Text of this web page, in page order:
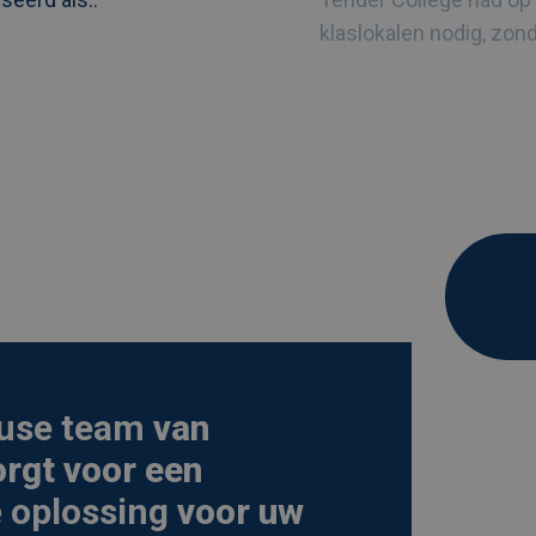
klaslokalen nodig,
team van
voor een
oplossing voor uw